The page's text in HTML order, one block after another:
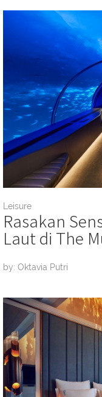
Leisure
Rasakan
Laut di The
by: Oktavia Putri